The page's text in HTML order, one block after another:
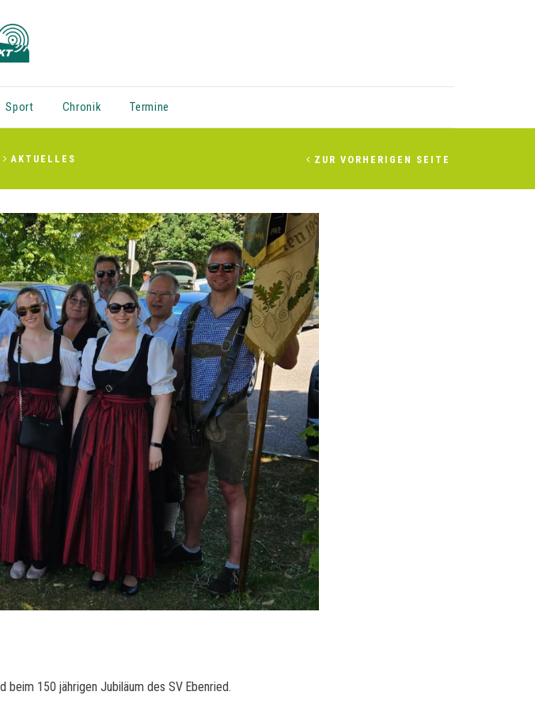
Sport Chronik Termine
AKTUELLES ZUR VORHERIGEN SEITE
150 jährigen Jubiläum des SV Ebenried.